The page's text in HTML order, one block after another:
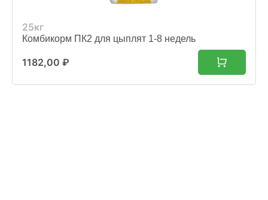
25кг
Комбикорм ПК2 для цыплят 1-8 недель
1182,00 ₽